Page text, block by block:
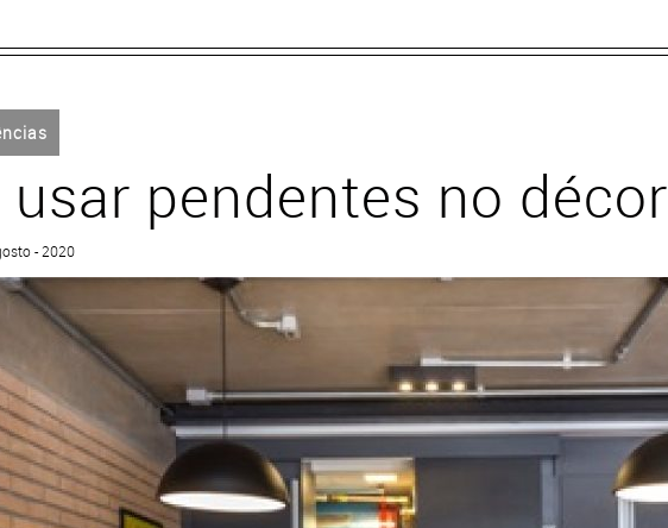
usar pendentes no décor
- 2020